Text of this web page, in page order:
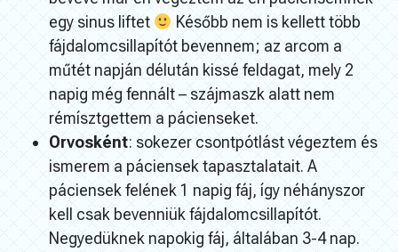
egy sinus liftet
Később nem is kellett több
fájdalomcsillapítót bevennem; az arcom a
műtét napján délután kissé feldagat, mely 2
napig még fennált – szájmaszk alatt nem
rémísztgettem a pácienseket.
Orvosként: sokezer csontpótlást végeztem és
ismerem a páciensek tapasztalatait. A
páciensek felének 1 napig fáj, így néhányszor
kell csak bevenniük fájdalomcsillapítót.
Negyedüknek napokig fáj, általában 3-4 nap.